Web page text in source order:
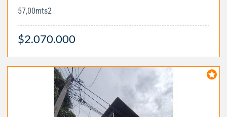
57,00mts2
$2.070.000